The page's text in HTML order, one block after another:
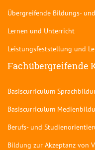
Übergreifende Bildungs-
Lernen und Unterricht
Leistungsfeststellung und
Fachübergreifende
Basiscurriculum
Basiscurriculum
Berufs- und
Bildung zur Akzeptanz von